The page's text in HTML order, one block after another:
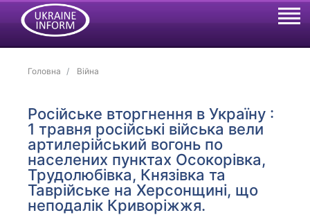
Головна Війна
Російське вторгнення в Україну :
1 травня російські війська вели
артилерійський вогонь по
населених пунктах Осокорівка,
Трудолюбівка, Князівка та
Таврійське на Херсонщині, що
неподалік Криворіжжя.